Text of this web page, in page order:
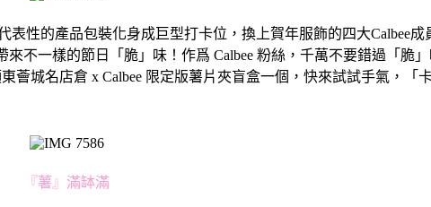
性的產品包裝化身成巨型打卡位，換上賀年服飾的四大Calbee成
不一樣的節日「脆」味！作爲 Calbee 粉絲，千萬不要錯過「脆
城名店倉 x Calbee 限定版薯片夾盲盒一個，快來試試手氣，「
『薯』滿缽滿